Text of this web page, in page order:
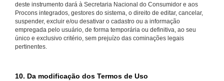
deste instrumento dará à Secretaria Nacional do Consumidor e aos
Procons integrados, gestores do sistema, o direito de editar, cancelar,
suspender, excluir e/ou desativar o cadastro ou a informação
empregada pelo usuário, de forma temporária ou definitiva, ao seu
único e exclusivo critério, sem prejuízo das cominações legais
pertinentes.
10. Da modificação dos Termos de Uso